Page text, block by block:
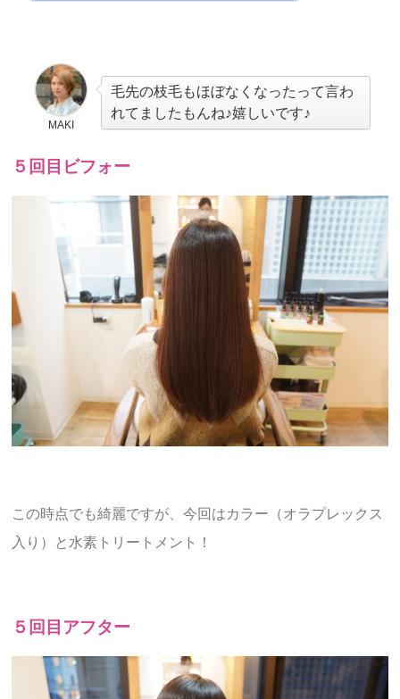
MAKI
毛先の枝毛もほぼなくなったって言わ
れてましたもんね♪嬉しいです♪
５回目ビフォー
この時点でも綺麗ですが、今回はカラー（オラプレックス
入り）と水素トリートメント！
５回目アフター